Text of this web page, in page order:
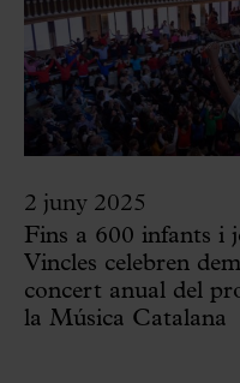
2 juny 2025
Fins a 600 infants i
Vincles celebren
concert anual del
la Música Catalana